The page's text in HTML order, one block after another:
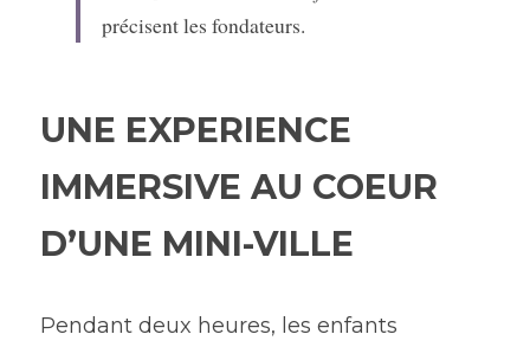
précisent les fondateurs.
UNE EXPERIENCE
IMMERSIVE AU COEUR
D’UNE MINI-VILLE
Pendant deux heures, les enfants